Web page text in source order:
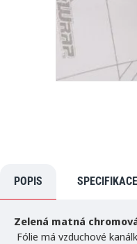
POPIS SPECIFIKACE
Zelená matná
Fólie má vzduchové